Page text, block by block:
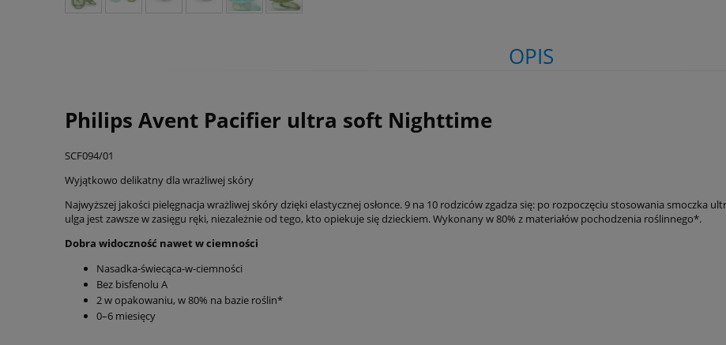
OPIS
Philips Avent Pacifier ultra soft Nighttime
SCF094/01
Wyjątkowo delikatny dla wrażliwej skóry
Najwyższej jakości pielęgnacja wrażliwej skóry dzięki elastycznej osłonce. 9 na 10 rodziców zgadza się: po rozpoczęciu stosowania smoczka
ulga jest zawsze w zasięgu ręki, niezależnie od tego, kto opiekuje się dzieckiem. Wykonany w 80% z materiałów pochodzenia roślinnego*.
Dobra widoczność nawet w ciemności
Nasadka-świecąca-w-ciemności
Bez bisfenolu A
2 w opakowaniu, w 80% na bazie roślin*
0–6 miesięcy